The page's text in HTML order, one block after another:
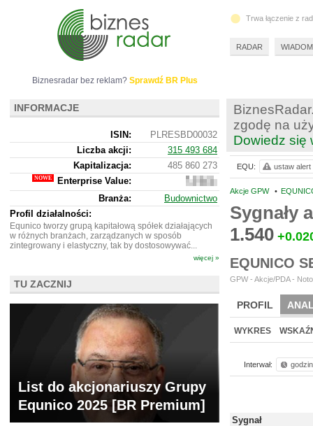
zgodę na
Dowiedz się
Akcje GPW •
Sygnały
1.540
EQUNICO
GPW - Akcje/PDA -
PROFIL
BR LAB
WYKRES
Interwał:
Sygnał
EQU: ustaw alert
Biznesradar bez reklam? Sprawdź BR Plus
INFORMACJE
ISIN:
PLRESBD00032
Liczba akcji:
315 493 684
Kapitalizacja:
485 860 273
Enterprise Value:
499
625
273
Branża:
Budownictwo
Profil działalności:
Equnico tworzy grupą kapitałową spółek działających
w różnych branżach, zarządzanych w sposób
zintegrowany i elastyczny, tak by dostosowywać...
więcej »
TU ZACZNIJ
List do akcjonariuszy Grupy
Equnico 2025 [BR Premium]
Trwa łączenie z
RADAR